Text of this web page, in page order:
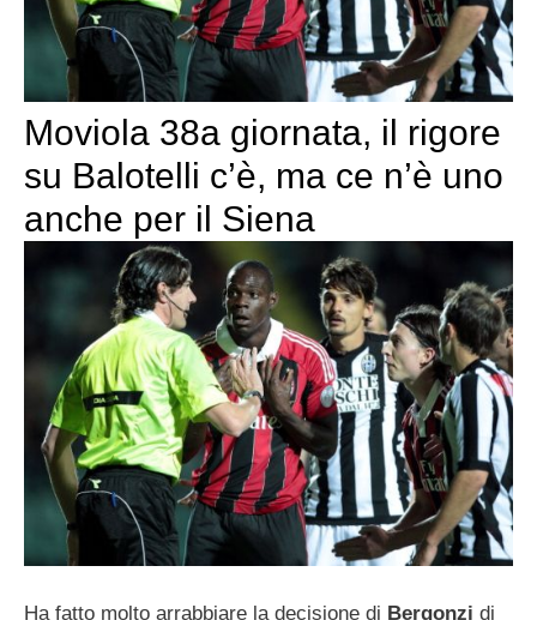
Moviola 38a giornata, il rigore
su Balotelli c’è, ma ce n’è uno
anche per il Siena
Ha fatto molto arrabbiare la decisione di Bergonzi di